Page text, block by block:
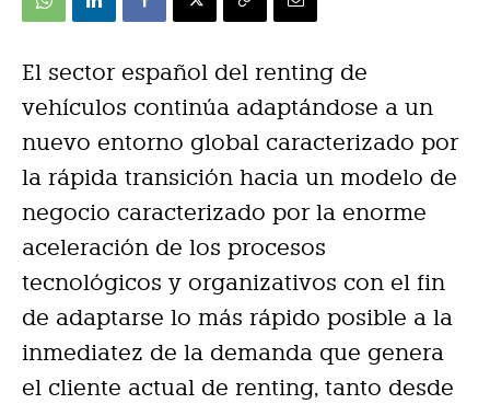
El sector español del renting de
vehículos continúa adaptándose a un
nuevo entorno global caracterizado por
la rápida transición hacia un modelo de
negocio caracterizado por la enorme
aceleración de los procesos
tecnológicos y organizativos con el fin
de adaptarse lo más rápido posible a la
inmediatez de la demanda que genera
el cliente actual de renting, tanto desde